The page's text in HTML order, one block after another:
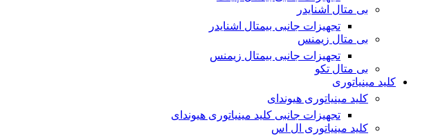
بی متال اشنایدر
تجهیزات جانبی بیمتال اشنایدر
بی متال زیمنس
تجهیزات جانبی بیمتال زیمنس
بی متال تکو
کلید مینیاتوری
کلید مینیاتوری هیوندای
تجهیزات جانبی کلید مینیاتوری هیوندای
کلید مینیاتوری ال اس